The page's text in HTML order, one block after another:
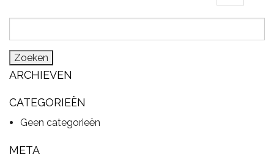
PERCUSSIE
ARCHIEVEN
CATEGORIEËN
Geen categorieën
META